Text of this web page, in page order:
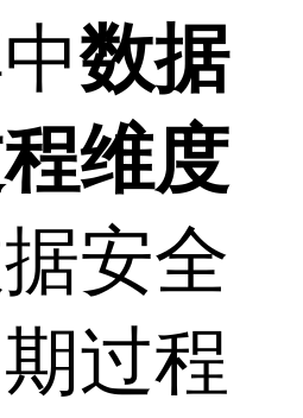
数据
维度
安全
过程